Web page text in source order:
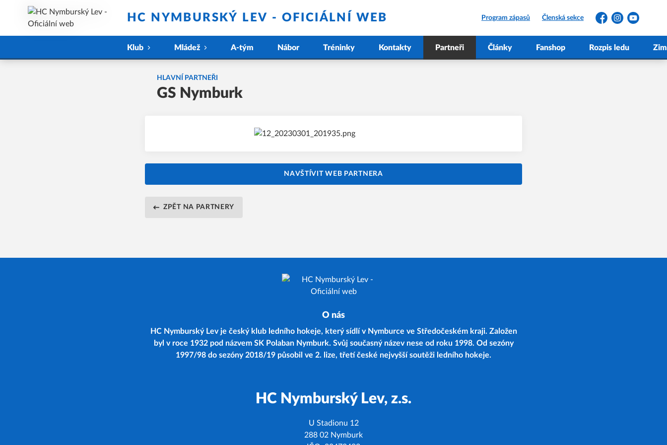
HC NYMBURSKÝ LEV - OFICIÁLNÍ WEB Program zápasů Členská sekce
FacebookInstagramYouTube
Klub Mládež A-tým Nábor Tréninky Kontakty Partneři Články Fanshop Rozpis ledu
HLAVNÍ PARTNEŘI
GS Nymburk
NAVŠTÍVIT WEB PARTNERA
ZPĚT NA PARTNERY
O nás
HC Nymburský Lev je český klub ledního hokeje, který sídlí v Nymburce ve Středočeském kraji. Založen
byl v roce 1932 pod názvem SK Polaban Nymburk. Svůj současný název nese od roku 1998. Od sezóny
1997/98 do sezóny 2018/19 působil ve 2. lize, třetí české nejvyšší soutěži ledního hokeje.
HC Nymburský Lev, z.s.
U Stadionu 12
288 02 Nymburk